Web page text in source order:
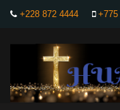
+228 872 4444 +775